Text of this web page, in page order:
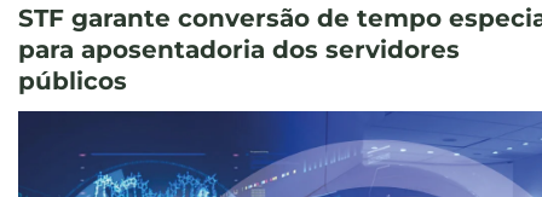
STF garante conversão de tempo
para aposentadoria dos servidores
públicos